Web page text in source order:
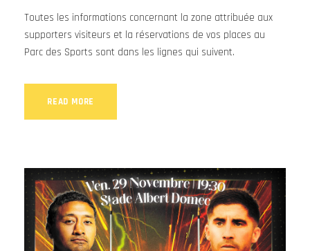
Toutes les informations concernant la zone attribuée aux
supporters visiteurs et la réservations de vos places au
Parc des Sports sont dans les lignes qui suivent.
READ MORE